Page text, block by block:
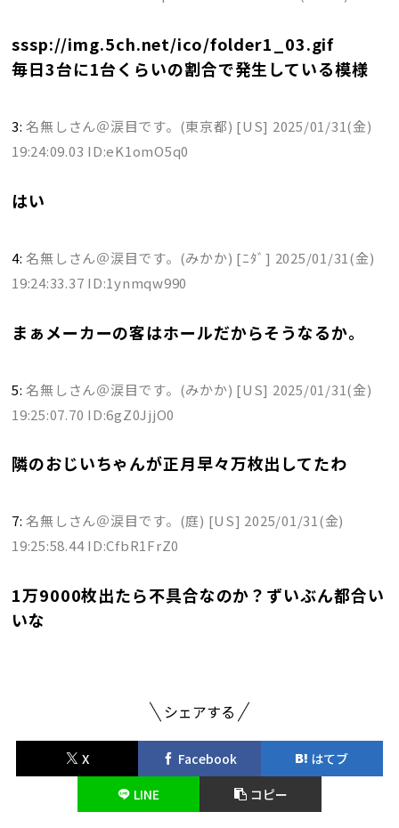
sssp://img.5ch.net/ico/folder1_03.gif
毎日3台に1台くらいの割合で発生している模様
3:名無しさん＠涙目です。(東京都) [US] 2025/01/31(金)
19:24:09.03 ID:eK1omO5q0
はい
4:名無しさん＠涙目です。(みかか) [ﾆﾀﾞ] 2025/01/31(金)
19:24:33.37 ID:1ynmqw990
まぁメーカーの客はホールだからそうなるか。
5:名無しさん＠涙目です。(みかか) [US] 2025/01/31(金)
19:25:07.70 ID:6gZ0JjjO0
隣のおじいちゃんが正月早々万枚出してたわ
7:名無しさん＠涙目です。(庭) [US] 2025/01/31(金)
19:25:58.44 ID:CfbR1FrZ0
1万9000枚出たら不具合なのか？ずいぶん都合い
いな
シェアする
X Facebook
はてブ
LINE
コピー